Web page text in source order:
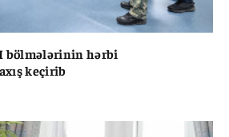
bölmələrinin hərbi
keçirib